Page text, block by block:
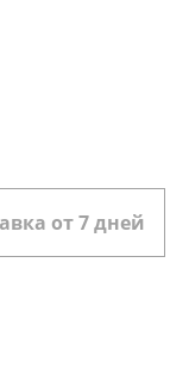
от 7 дней